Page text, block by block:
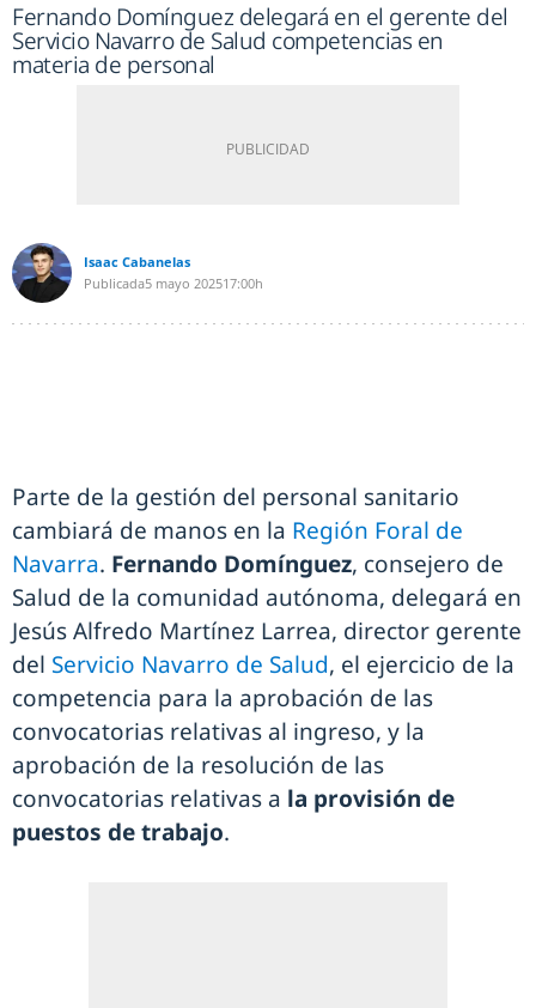
Fernando Domínguez delegará en el gerente del
Servicio Navarro de Salud competencias en
materia de personal
Isaac Cabanelas
Publicada5 mayo 202517:00h
Parte de la gestión del personal sanitario
cambiará de manos en la Región Foral de
Navarra. Fernando Domínguez, consejero de
Salud de la comunidad autónoma, delegará en
Jesús Alfredo Martínez Larrea, director gerente
del Servicio Navarro de Salud, el ejercicio de la
competencia para la aprobación de las
convocatorias relativas al ingreso, y la
aprobación de la resolución de las
convocatorias relativas a la provisión de
puestos de trabajo.